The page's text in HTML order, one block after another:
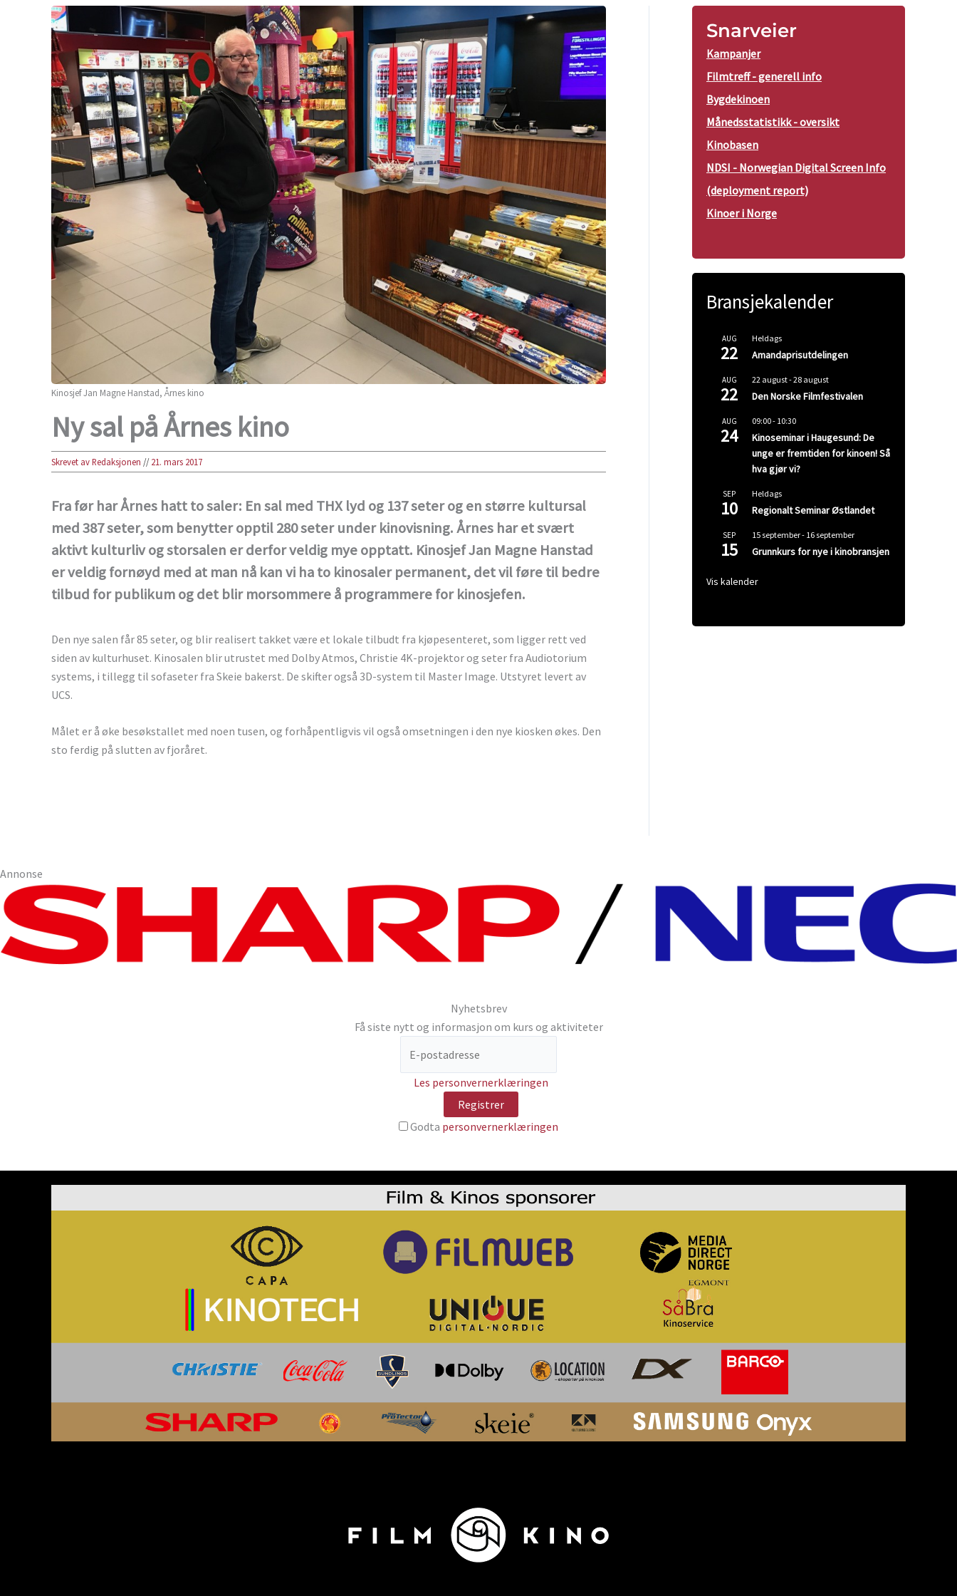
Kinosjef Jan Magne Hanstad, Årnes kino
Ny sal på Årnes kino
Skrevet av Redaksjonen //21. mars 2017
Fra før har Årnes hatt to saler: En sal med THX lyd og 137 seter og en større kultursal
med 387 seter, som benytter opptil 280 seter under kinovisning. Årnes har et svært
aktivt kulturliv og storsalen er derfor veldig mye opptatt. Kinosjef Jan Magne Hanstad
er veldig fornøyd med at man nå kan vi ha to kinosaler permanent, det vil føre til bedre
tilbud for publikum og det blir morsommere å programmere for kinosjefen.
Den nye salen får 85 seter, og blir realisert takket være et lokale tilbudt fra kjøpesenteret, som ligger rett ved
siden av kulturhuset. Kinosalen blir utrustet med Dolby Atmos, Christie 4K-projektor og seter fra Audiotorium
systems, i tillegg til sofaseter fra Skeie bakerst. De skifter også 3D-system til Master Image. Utstyret levert av
UCS.
Målet er å øke besøkstallet med noen tusen, og forhåpentligvis vil også omsetningen i den nye kiosken økes. Den
sto ferdig på slutten av fjoråret.
Snarveier
Kampanjer
Filmtreff - generell info
Bygdekinoen
Månedsstatistikk - oversikt
Kinobasen
NDSI - Norwegian Digital Screen Info
(deployment report)
Kinoer i Norge
Bransjekalender
AUG
22
Heldags
Amandaprisutdelingen
AUG
22
22 august-28 august
Den Norske Filmfestivalen
AUG
24
09:00- 10:30
Kinoseminar i Haugesund: De
unge er fremtiden for kinoen! Så
hva gjør vi?
SEP
10
Heldags
Regionalt Seminar Østlandet
SEP
15
15 september- 16 september
Grunnkurs for nye i kinobransjen
Vis kalender
Annonse
Nyhetsbrev
Få siste nytt og informasjon om kurs og aktiviteter
Les personvernerklæringen
Godta personvernerklæringen